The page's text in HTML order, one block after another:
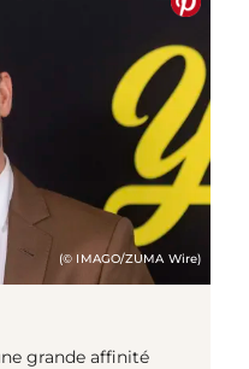
(© IMAGO/ZUMA Wire)
grande affinité